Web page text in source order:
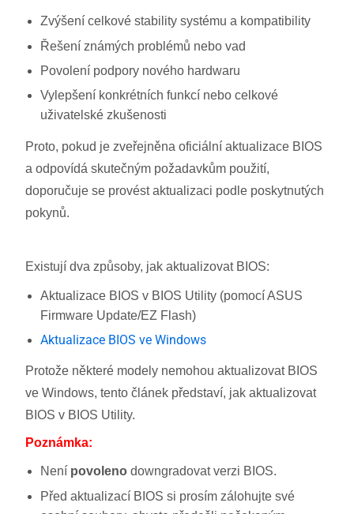
Zvýšení celkové stability systému a kompatibility
Řešení známých problémů nebo vad
Povolení podpory nového hardwaru
Vylepšení konkrétních funkcí nebo celkové
uživatelské zkušenosti
Proto, pokud je zveřejněna oficiální aktualizace BIOS
a odpovídá skutečným požadavkům použití,
doporučuje se provést aktualizaci podle poskytnutých
pokynů.
Existují dva způsoby, jak aktualizovat BIOS:
Aktualizace BIOS v BIOS Utility (pomocí ASUS
Firmware Update/EZ Flash)
Aktualizace BIOS ve Windows
Protože některé modely nemohou aktualizovat BIOS
ve Windows, tento článek představí, jak aktualizovat
BIOS v BIOS Utility.
Poznámka:
Není povoleno downgradovat verzi BIOS.
Před aktualizací BIOS si prosím zálohujte své